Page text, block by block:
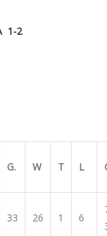
1-2
G. W T L
33 26 1 6